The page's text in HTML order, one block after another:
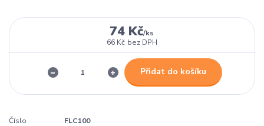
74 Kč/ks
66 Kč bez DPH
Přidat do košíku
Číslo
FLC100